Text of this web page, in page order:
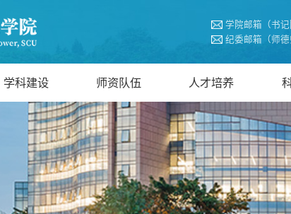
学院邮箱（书
纪委邮箱（师
学科建设 师资队伍 人才培养